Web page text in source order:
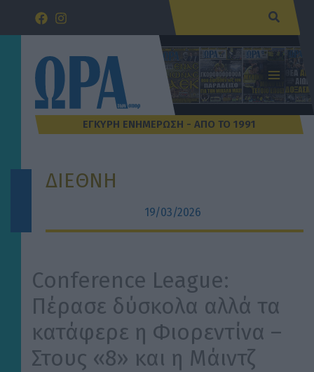
Μετάβαση
ΔΙΕΘΝΗ
19/03/2026
Conference League:
Πέρασε δύσκολα αλλά τα
κατάφερε η Φιορεντίνα –
Στους «8» και η Μάιντζ